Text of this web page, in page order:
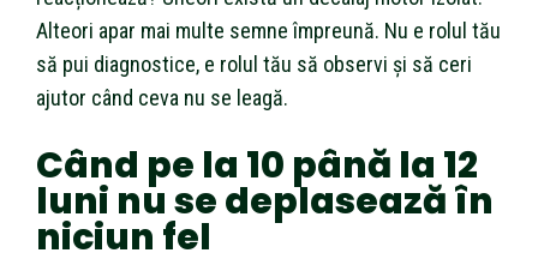
Alteori apar mai multe semne împreună. Nu e rolul tău
să pui diagnostice, e rolul tău să observi și să ceri
ajutor când ceva nu se leagă.
Când pe la 10 până la 12
luni nu se deplasează în
niciun fel